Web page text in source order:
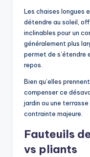
Les chaises longues
détendre au soleil,
inclinables pour un
généralement plus
permet de s’étendre
repos.
Bien qu’elles
compenser ce
jardin ou une terrasse
contrainte majeure.
Fauteuils
vs pliants